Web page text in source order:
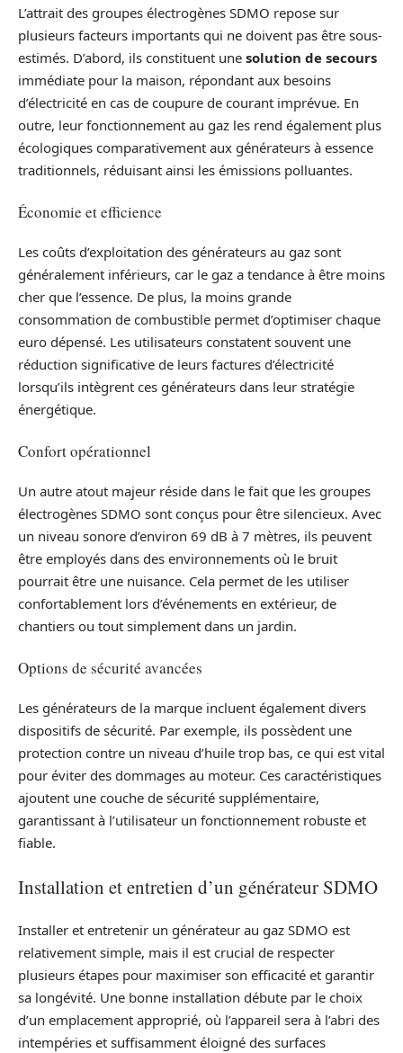
L’attrait des groupes électrogènes SDMO repose sur
plusieurs facteurs importants qui ne doivent pas être sous-
estimés. D’abord, ils constituent une solution de secours
immédiate pour la maison, répondant aux besoins
d’électricité en cas de coupure de courant imprévue. En
outre, leur fonctionnement au gaz les rend également plus
écologiques comparativement aux générateurs à essence
traditionnels, réduisant ainsi les émissions polluantes.
Économie et efficience
Les coûts d’exploitation des générateurs au gaz sont
généralement inférieurs, car le gaz a tendance à être moins
cher que l’essence. De plus, la moins grande
consommation de combustible permet d’optimiser chaque
euro dépensé. Les utilisateurs constatent souvent une
réduction significative de leurs factures d’électricité
lorsqu’ils intègrent ces générateurs dans leur stratégie
énergétique.
Confort opérationnel
Un autre atout majeur réside dans le fait que les groupes
électrogènes SDMO sont conçus pour être silencieux. Avec
un niveau sonore d’environ 69 dB à 7 mètres, ils peuvent
être employés dans des environnements où le bruit
pourrait être une nuisance. Cela permet de les utiliser
confortablement lors d’événements en extérieur, de
chantiers ou tout simplement dans un jardin.
Options de sécurité avancées
Les générateurs de la marque incluent également divers
dispositifs de sécurité. Par exemple, ils possèdent une
protection contre un niveau d’huile trop bas, ce qui est vital
pour éviter des dommages au moteur. Ces caractéristiques
ajoutent une couche de sécurité supplémentaire,
garantissant à l’utilisateur un fonctionnement robuste et
fiable.
Installation et entretien d’un générateur SDMO
Installer et entretenir un générateur au gaz SDMO est
relativement simple, mais il est crucial de respecter
plusieurs étapes pour maximiser son efficacité et garantir
sa longévité. Une bonne installation débute par le choix
d’un emplacement approprié, où l’appareil sera à l’abri des
intempéries et suffisamment éloigné des surfaces